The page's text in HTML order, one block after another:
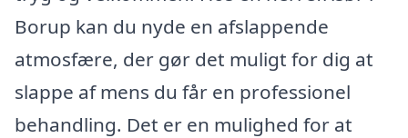
Borup kan du nyde en afslappende
atmosfære, der gør det muligt for dig at
slappe af mens du får en professionel
behandling. Det er en mulighed for at